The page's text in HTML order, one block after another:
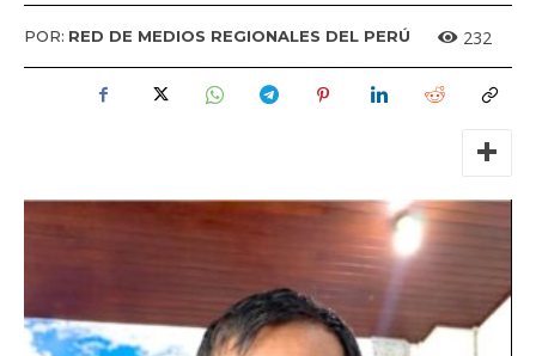
POR: RED DE MEDIOS REGIONALES DEL PERÚ 232